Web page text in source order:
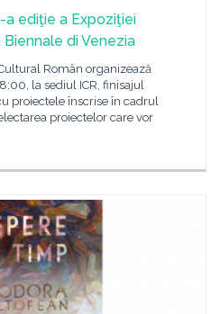
a ediţie a Expoziţiei
di Venezia
Român organizează
la sediul ICR, finisajul
proiectele înscrise în cadrul
proiectelor care vor